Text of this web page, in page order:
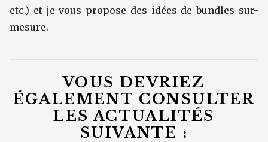
etc.) et je vous propose des idées de bundles sur-
mesure.
VOUS DEVRIEZ
ÉGALEMENT CONSULTER
LES ACTUALITÉS
SUIVANTE :